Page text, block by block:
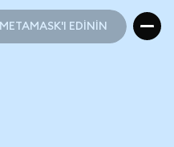
METAMASK'I EDİNİN